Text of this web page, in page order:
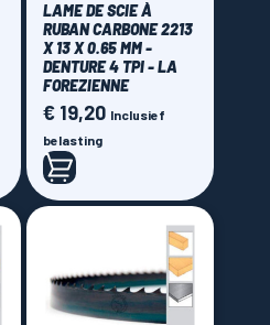
LAME DE SCIE À
RUBAN CARBONE 2213
X 13 X 0.65 MM -
DENTURE 4 TPI - LA
FOREZIENNE
Prijs
€ 19,20 Inclusief
belasting